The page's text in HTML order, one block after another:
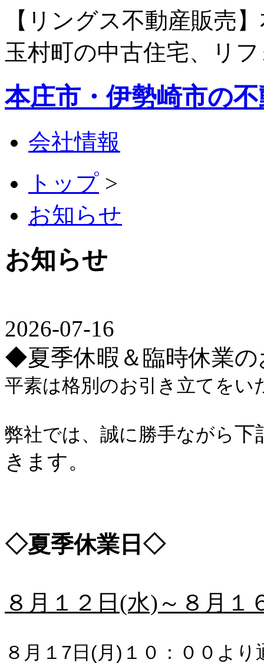
【リングス不動産販売
玉村町の中古住宅、リ
本庄市・伊勢崎市の
会社情報
トップ >
お知らせ
お知らせ
2026-07-16
◆夏季休暇＆臨時休業
平素は格別のお引き立てを
弊社では、誠に勝手ながら下
きます。
◇夏季休業日◇
８月１２日(水)～８月１
８月１7日(月)１０：００よ